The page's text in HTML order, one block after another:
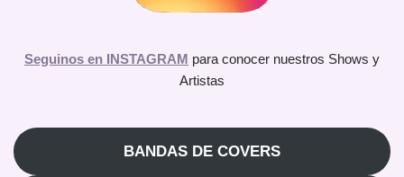
Seguinos en INSTAGRAM para conocer nuestros Shows y
Artistas
BANDAS DE COVERS